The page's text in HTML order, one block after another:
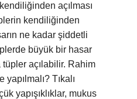
açılması
kendiliğinden
ne kadar şiddetli
büyük bir hasar
tüpler açılabilir. Rahim
Tıkalı
yapışıklıklar, mukus